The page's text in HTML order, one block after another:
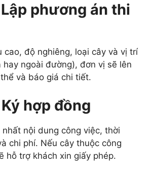
phương án thi
cao, độ nghiêng, loại cây và vị trí
hay ngoài đường), đơn vị sẽ lên
và báo giá chi tiết.
hợp đồng
nội dung công việc, thời
chi phí. Nếu cây thuộc công
hỗ trợ khách xin giấy phép.